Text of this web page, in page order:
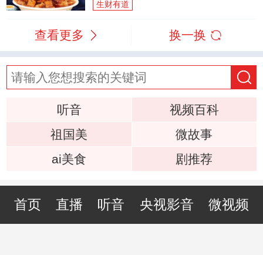
生财有道
查看更多 换一换
听音
视频百科
祖国美
微故事
ai美食
剧推荐
首页 直播 听音 央视影音 微视频